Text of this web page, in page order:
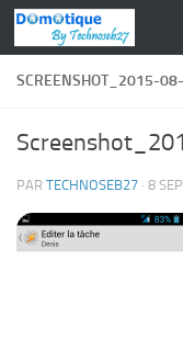
Skip to content
SCREENSHOT_2015-
PAR TECHNOSEB27 · 8